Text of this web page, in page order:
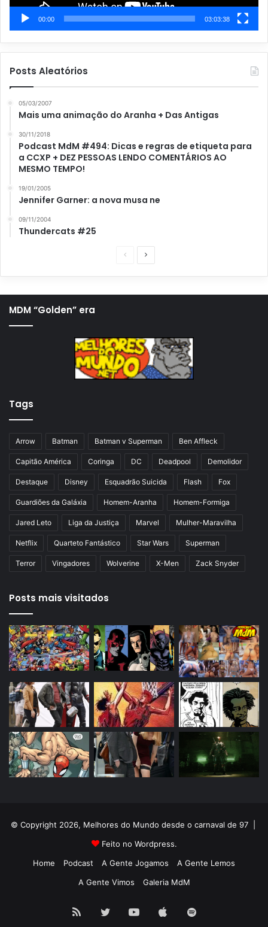
00:00 03:03:38
Posts Aleatórios
05/03/2007
Mais uma animação do Aranha + Das Antigas
30/11/2018
Podcast MdM #494: Dicas e regras de etiqueta para
a CCXP + DEZ PESSOAS LENDO COMENTÁRIOS AO
MESMO TEMPO!
19/01/2005
Jennifer Garner: a nova musa ne
09/11/2004
Thundercats #25
a
a
n
m
a
p
n
MDM “Golden” era
Tags
Arrow Batman Batman v Superman Ben Affleck
Capitão América Coringa DC Deadpool Demolidor
Destaque Disney Esquadrão Suicida Flash Fox
Guardiões da Galáxia Homem-Aranha Homem-Formiga
Jared Leto Liga da Justiça Marvel Mulher-Maravilha
Netflix Quarteto Fantástico Star Wars Superman
Terror Vingadores Wolverine X-Men Zack Snyder
Posts mais visitados
© Copyright 2026, Melhores do Mundo desde o carnaval de 97 |
Feito no Wordpress.
Home
Podcast A Gente Jogamos
A Gente Lemos
A Gente Vimos
Galeria MdM
Twitter YouTubeAppleSpotify